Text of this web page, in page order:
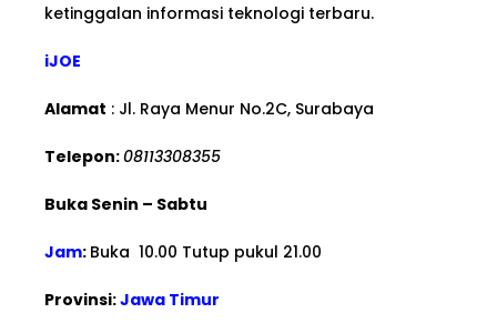
ketinggalan informasi teknologi terbaru.
iJOE
Alamat : Jl. Raya Menur No.2C, Surabaya
Telepon:08113308355
Buka Senin – Sabtu
Jam: Buka 10.00 Tutup pukul 21.00
Provinsi:Jawa Timur